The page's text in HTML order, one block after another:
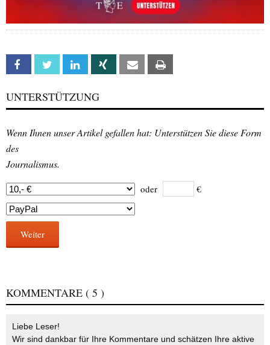
Facebook Twitter Linkedin Xing Email
UNTERSTÜTZUNG
Wenn Ihnen unser Artikel gefallen hat: Unterstützen Sie diese Form
des
Journalismus.
oder €
Weiter
KOMMENTARE ( 5 )
Liebe Leser!
Wir sind dankbar für Ihre Kommentare und schätzen Ihre aktive